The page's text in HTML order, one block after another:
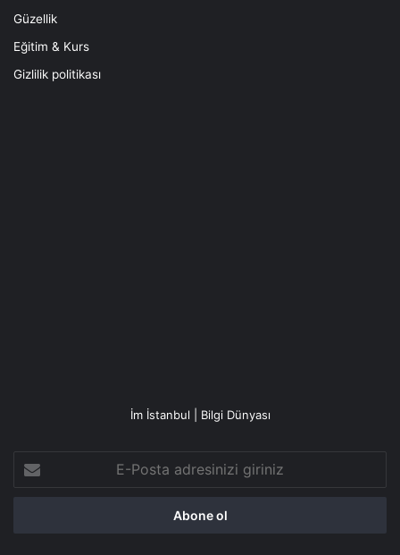
Güzellik
Eğitim & Kurs
Gizlilik politikası
İm İstanbul | Bilgi Dünyası
Posta
adresinizi